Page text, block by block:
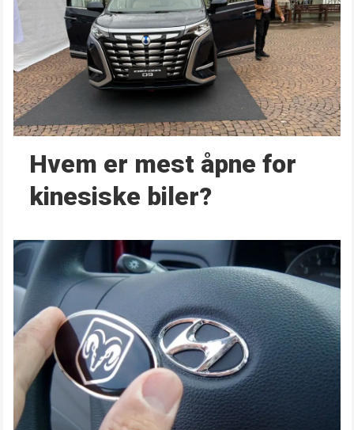
Hvem er mest åpne for
kinesiske biler?